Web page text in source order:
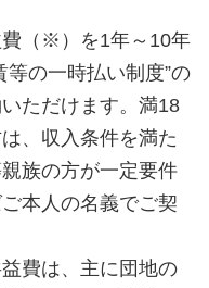
費（※）を1年～10年
等の一時払い制度”の
ただけます。満18
、収入条件を満た
族の方が一定要件
本人の名義でご契
費は、主に団地の